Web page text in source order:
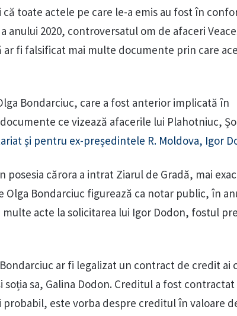
toate actele pe care le-a emis au fost în
anului 2020, controversatul om de afaceri
ar fi falsificat mai multe documente prin care
Bondarciuc, care a fost anterior implicată în
ce vizează afacerile lui Plahotniuc,
și pentru ex-președintele R. Moldova, Igor
cărora a intrat Ziarul de Gradă, mai
Bondarciuc figurează ca notar public, în
multe acte la solicitarea lui Igor Dodon, fostul
ar fi legalizat un contract de credit ai
sa, Galina Dodon. Creditul a fost contractat
probabil, este vorba despre creditul în valoare